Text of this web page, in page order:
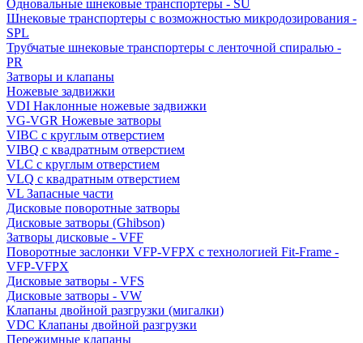
Одновальные шнековые транспортеры - SU
Шнековые транспортеры с возможностью микродозирования -
SPL
Трубчатые шнековые транспортеры с ленточной спиралью -
PR
Затворы и клапаны
Ножевые задвижки
VDI Наклонные ножевые задвижки
VG-VGR Ножевые затворы
VIBC с круглым отверстием
VIBQ с квадратным отверстием
VLC с круглым отверстием
VLQ с квадратным отверстием
VL Запасные части
Дисковые поворотные затворы
Дисковые затворы (Ghibson)
Затворы дисковые - VFF
Поворотные заслонки VFP-VFPX с технологией Fit-Frame -
VFP-VFPX
Дисковые затворы - VFS
Дисковые затворы - VW
Клапаны двойной разгрузки (мигалки)
VDC Клапаны двойной разгрузки
Пережимные клапаны